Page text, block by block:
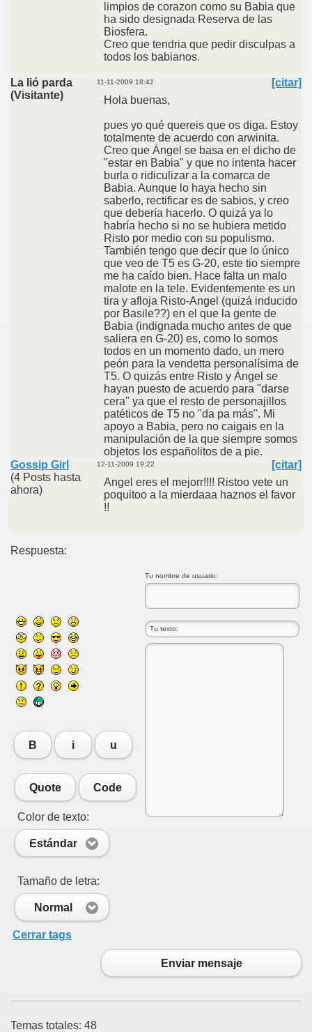
limpios de corazon como su Babia que
ha sido designada Reserva de las
Biosfera.
Creo que tendria que pedir disculpas a
todos los babianos.
La lió parda
(Visitante)
11-11-2009 18:42
[citar]
Hola buenas,
pues yo qué quereis que os diga. Estoy
totalmente de acuerdo con arwinita.
Creo que Ángel se basa en el dicho de
"estar en Babia" y que no intenta hacer
burla o ridiculizar a la comarca de
Babia. Aunque lo haya hecho sin
saberlo, rectificar es de sabios, y creo
que debería hacerlo. O quizá ya lo
habría hecho si no se hubiera metido
Risto por medio con su populismo.
También tengo que decir que lo único
que veo de T5 es G-20, este tio siempre
me ha caído bien. Hace falta un malo
malote en la tele. Evidentemente es un
tira y afloja Risto-Angel (quizá inducido
por Basile??) en el que la gente de
Babia (indignada mucho antes de que
saliera en G-20) es, como lo somos
todos en un momento dado, un mero
peón para la vendetta personalísima de
T5. O quizás entre Risto y Ángel se
hayan puesto de acuerdo para "darse
cera" ya que el resto de personajillos
patéticos de T5 no "da pa más". Mi
apoyo a Babia, pero no caigais en la
manipulación de la que siempre somos
objetos los españolitos de a pie.
Gossip Girl
(4 Posts hasta
ahora)
12-11-2009 19:22
[citar]
Angel eres el mejorr!!!! Ristoo vete un
poquitoo a la mierdaaa haznos el favor
!!
Respuesta:
Tu nombre de usuario:
B i u
Quote Code
Color de texto:
Estándar
Tamaño de letra:
Normal
Cerrar tags
Enviar mensaje
Temas totales: 48